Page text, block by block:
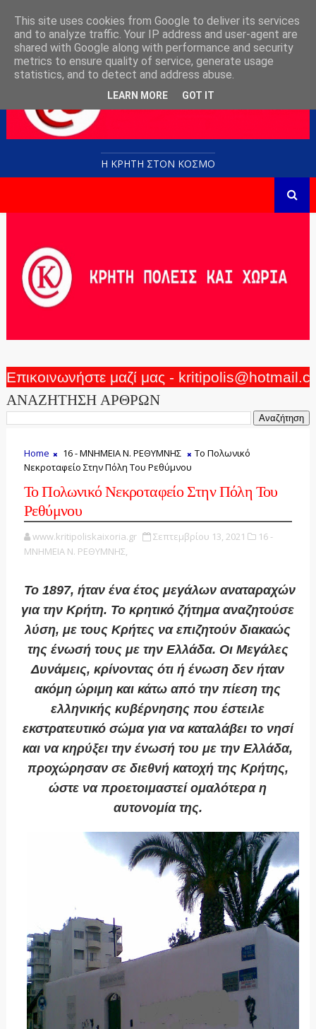
Η ΚΡΗΤΗ ΣΤΟN KOΣΜΟ
Επικοινωνήστε μαζί μας -
ΑΝΑΖΗΤΗΣΗ ΑΡΘΡΩΝ
Home 16 - ΜΝΗΜΕΙΑ Ν. ΡΕΘΥΜΝΗΣ
Το Πολωνικό
Νεκροταφείο Στην Πόλη Του Ρεθύμνου
Το Πολωνικό Νεκροταφείο Στην Πόλη Του
Ρεθύμνου
www.kritipoliskaixoria.gr Σεπτεμβρίου 13, 2021
16 -
ΜΝΗΜΕΙΑ Ν. ΡΕΘΥΜΝΗΣ,
Το 1897, ήταν ένα έτος μεγάλων αναταραχών
για την Κρήτη. Το κρητικό ζήτημα αναζητούσε
λύση, με τους Κρήτες να επιζητούν διακαώς
της ένωσή τους με την Ελλάδα. Οι Μεγάλες
Δυνάμεις, κρίνοντας ότι ή ένωση δεν ήταν
ακόμη ώριμη και κάτω από την πίεση της
ελληνικής κυβέρνησης που έστειλε
εκστρατευτικό σώμα για να καταλάβει το νησί
και να κηρύξει την ένωσή του με την Ελλάδα,
προχώρησαν σε διεθνή κατοχή της Κρήτης,
ώστε να προετοιμαστεί ομαλότερα η
αυτονομία της.
This site uses cookies from Google to deliver its services
and to analyze traffic. Your IP address and user-agent are
shared with Google along with performance and security
metrics to ensure quality of service, generate usage
statistics, and to detect and address abuse.
LEARN MORE GOT IT